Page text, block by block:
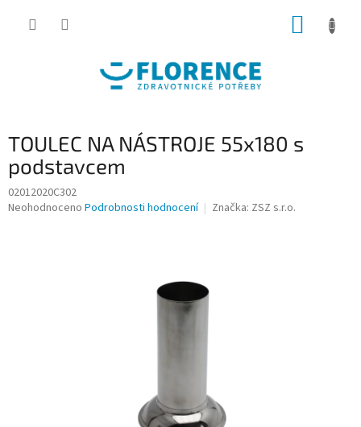
TOULEC NA NÁSTROJE 55x180 s
podstavcem
02012020C302
Průměrné
Neohodnoceno Podrobnosti hodnocení Značka: ZSZ s.r.o.